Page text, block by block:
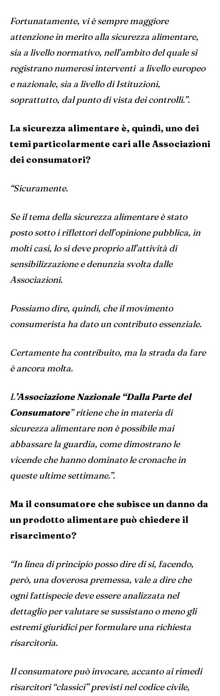
Fortunatamente, vi è sempre maggiore
attenzione in merito alla sicurezza alimentare,
sia a livello normativo, nell’ambito del quale si
registrano numerosi interventi a livello europeo
e nazionale, sia a livello di Istituzioni,
soprattutto, dal punto di vista dei controlli.”.
La sicurezza alimentare è, quindi, uno dei
temi particolarmente cari alle Associazioni
dei consumatori?
“Sicuramente.
Se il tema della sicurezza alimentare è stato
posto sotto i riflettori dell’opinione pubblica, in
molti casi, lo si deve proprio all’attività di
sensibilizzazione e denunzia svolta dalle
Associazioni.
Possiamo dire, quindi, che il movimento
consumerista ha dato un contributo essenziale.
Certamente ha contribuito, ma la strada da fare
è ancora molta.
L’Associazione Nazionale “Dalla Parte del
Consumatore” ritiene che in materia di
sicurezza alimentare non è possibile mai
abbassare la guardia, come dimostrano le
vicende che hanno dominato le cronache in
queste ultime settimane.”.
Ma il consumatore che subisce un danno da
un prodotto alimentare può chiedere il
risarcimento?
“In linea di principio posso dire di si, facendo,
però, una doverosa premessa, vale a dire che
ogni fattispecie deve essere analizzata nel
dettaglio per valutare se sussistano o meno gli
estremi giuridici per formulare una richiesta
risarcitoria.
Il consumatore può invocare, accanto ai rimedi
risarcitori “classici” previsti nel codice civile,